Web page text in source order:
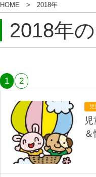
HOME 2018年
2018年
1 2
児